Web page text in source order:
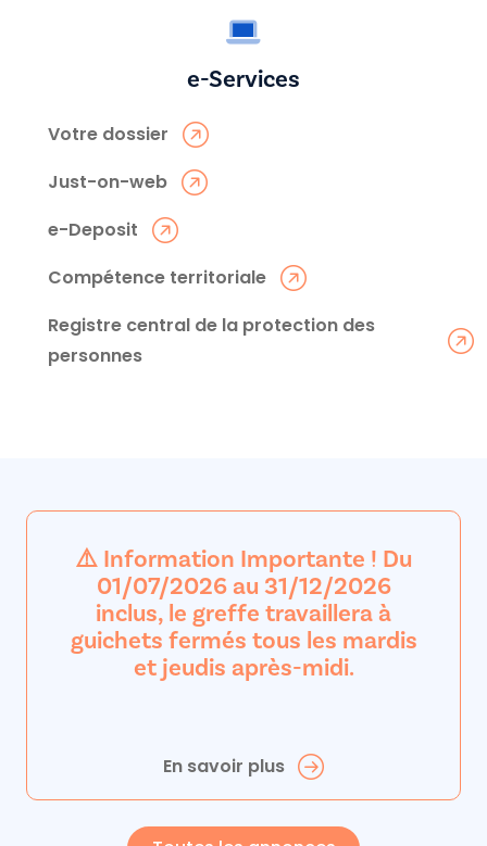
e-Services
Votre dossier
Just-on-web
e-Deposit
Compétence territoriale
Registre central de la protection des
personnes
⚠️ Information Importante ! Du
01/07/2026 au 31/12/2026
inclus, le greffe travaillera à
guichets fermés tous les mardis
et jeudis après-midi.
En savoir plus